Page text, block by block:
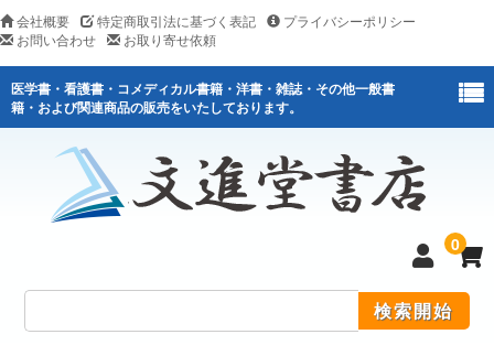
会社概要 特定商取引法に基づく表記
プライバシーポリシー
お問い合わせ
お取り寄せ依頼
医学書・看護書・コメディカル書籍・洋書・雑誌・その他一般書
籍・および関連商品の販売をいたしております。
0